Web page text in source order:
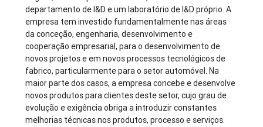
departamento de I&D e um laboratório de I&D próprio. A
empresa tem investido fundamentalmente nas áreas
da conceção, engenharia, desenvolvimento e
cooperação empresarial, para o desenvolvimento de
novos projetos e em novos processos tecnológicos de
fabrico, particularmente para o setor automóvel. Na
maior parte dos casos, a empresa concebe e desenvolve
novos produtos para clientes deste setor, cujo grau de
evolução e exigência obriga a introduzir constantes
melhorias técnicas nos produtos, processo e serviços.